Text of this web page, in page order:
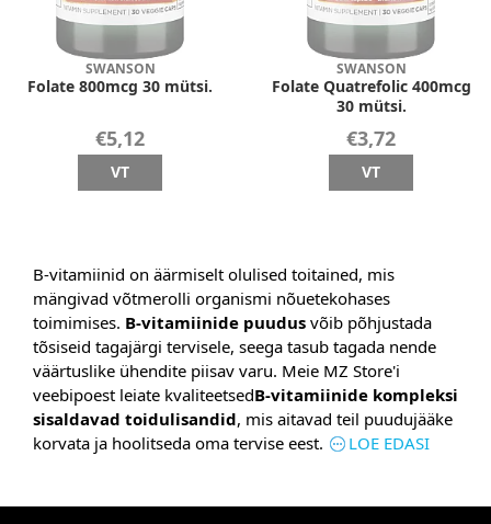
SWANSON
Folate 800mcg 30 mütsi.
€5,12
VT
SWANSON
Folate Quatrefolic 400mcg
30 mütsi.
€3,72
VT
B-vitamiinid on äärmiselt olulised toitained, mis
mängivad võtmerolli organismi nõuetekohases
toimimises. B-vitamiinide puudus võib põhjustada
tõsiseid tagajärgi tervisele, seega tasub tagada nende
väärtuslike ühendite piisav varu. Meie MZ Store'i
veebipoest leiate kvaliteetsed B-vitamiinide kompleksi
sisaldavad toidulisandid , mis aitavad teil puudujääke
korvata ja hoolitseda oma tervise eest.
LOE EDASI